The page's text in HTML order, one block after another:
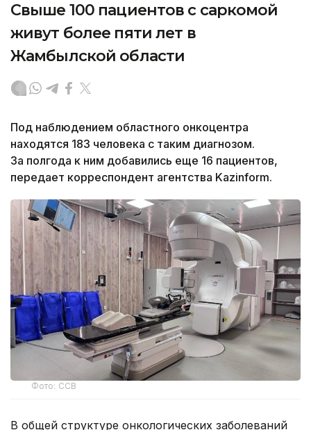
Свыше 100 пациентов с саркомой
живут более пяти лет в
Жамбылской области
Под наблюдением областного онкоцентра
находятся 183 человека с таким диагнозом.
За полгода к ним добавились еще 16 пациентов,
передает корреспондент агентства Kazinform.
Фото: ССВ
В общей структуре онкологических заболеваний